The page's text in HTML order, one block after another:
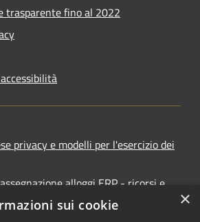
trasparente fino al 2022
privacy e modelli per l'esercizio dei
alloggi ERP - ricorsi e
×
sui cookie